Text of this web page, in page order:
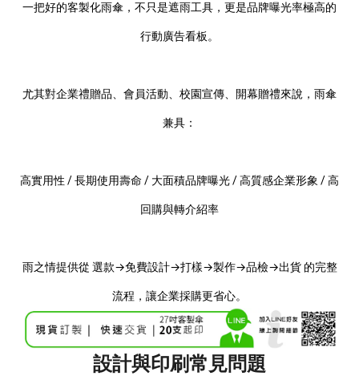
一把好的客製化雨傘，不只是遮雨工具，更是品牌曝光率極高的
行動廣告看板。
尤其對企業禮贈品、會員活動、校園宣傳、開幕贈禮來說，雨傘
兼具：
高實用性 / 長期使用壽命 / 大面積品牌曝光 / 高質感企業形象 / 高
回購與轉介紹率
雨之情提供從 選款→免費設計→打樣→製作→品檢→出貨 的完整
流程，讓企業採購更省心。
設計與印刷常見問題